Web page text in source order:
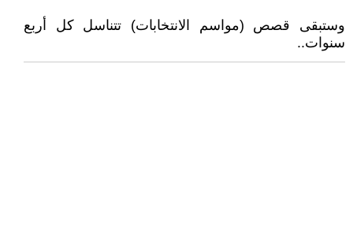
وستبقى قصص (مواسم الانتخابات) تتناسل كل أربع
سنوات..